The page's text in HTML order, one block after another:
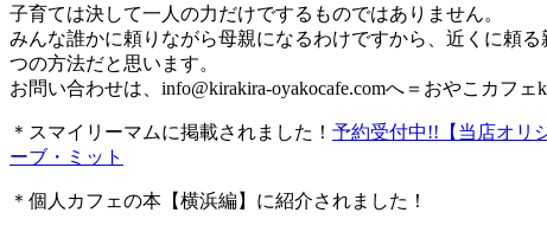
子育ては決して一人の力だけでするものではありません。
みんな誰かに頼りながら母親になるわけですから、近くに頼
つの方法だと思います。
お問い合わせは、 info@kirakira-oyakocafe.comへ＝おやこカフェ
＊スマイリーマムに掲載されました！ 予約受付中!!【当店オリ
ーブ・ミット
＊個人カフェの本【横浜編】に紹介されました！